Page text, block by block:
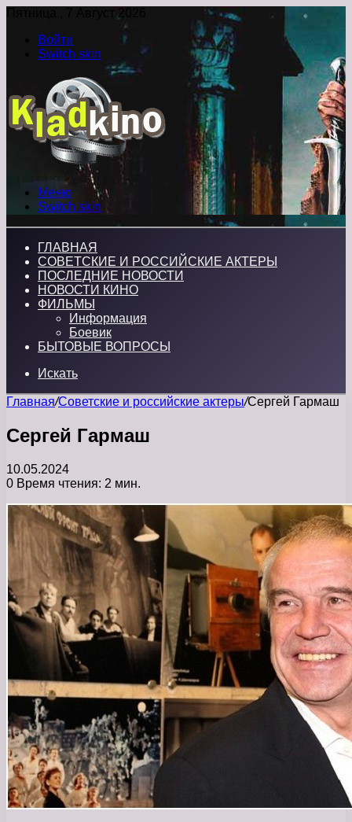
Пятница , 7 Август 2026
Войти
Switch skin
Меню
Switch skin
ГЛАВНАЯ
СОВЕТСКИЕ И РОССИЙСКИЕ АКТЕРЫ
ПОСЛЕДНИЕ НОВОСТИ
НОВОСТИ КИНО
ФИЛЬМЫ
Информация
Боевик
БЫТОВЫЕ ВОПРОСЫ
Искать
Главная/Советские и российские актеры/Сергей Гармаш
Сергей Гармаш
10.05.2024
0 Время чтения: 2 мин.